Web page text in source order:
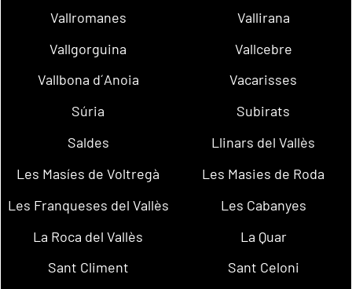
Vallromanes
Vallirana
Vallgorguina
Vallcebre
Vallbona d´Anoia
Vacarisses
Súria
Subirats
Saldes
Llinars del Vallès
Les Masíes de Voltregà
Les Masies de Roda
Les Franqueses del Vallès
Les Cabanyes
La Roca del Vallès
La Quar
Sant Climent
Sant Celoni